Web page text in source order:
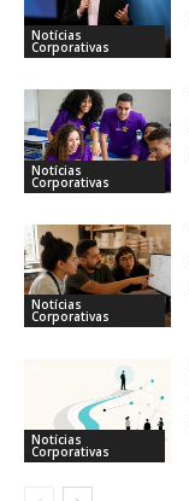
Notícias
Corporativas
Notícias
Corporativas
Notícias
Corporativas
Notícias
Corporativas